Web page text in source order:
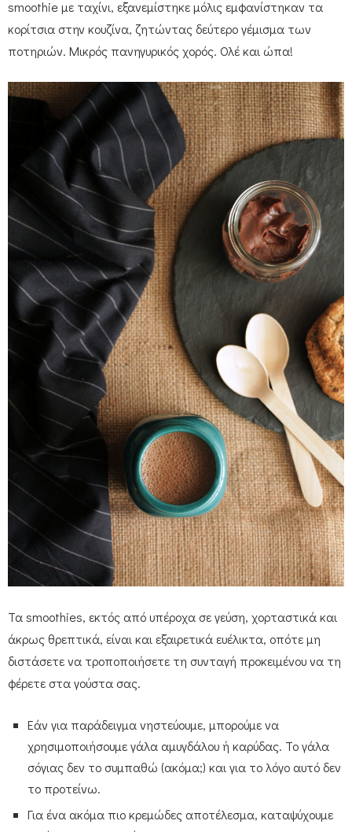
smoothie με ταχίνι, εξανεμίστηκε μόλις εμφανίστηκαν τα
κορίτσια στην κουζίνα, ζητώντας δεύτερο γέμισμα των
ποτηριών. Μικρός πανηγυρικός χορός. Ολέ και ώπα!
Τα smoothies, εκτός από υπέροχα σε γεύση, χορταστικά και
άκρως θρεπτικά, είναι και εξαιρετικά ευέλικτα, οπότε μη
διστάσετε να τροποποιήσετε τη συνταγή προκειμένου να τη
φέρετε στα γούστα σας.
Εάν για παράδειγμα νηστεύουμε, μπορούμε να
χρησιμοποιήσουμε γάλα αμυγδάλου ή καρύδας. Το γάλα
σόγιας δεν το συμπαθώ (ακόμα;) και για το λόγο αυτό δεν
το προτείνω.
Για ένα ακόμα πιο κρεμώδες αποτέλεσμα, καταψύχουμε